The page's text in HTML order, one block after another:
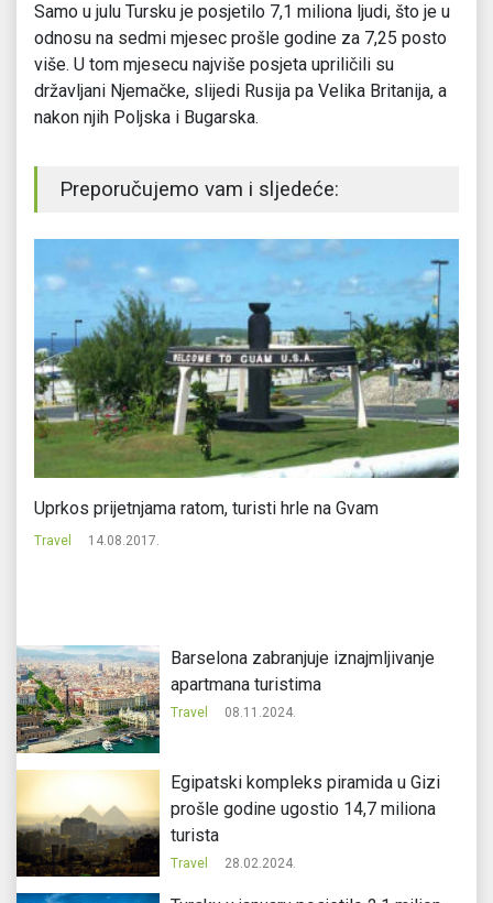
Samo u julu Tursku je posjetilo 7,1 miliona ljudi, što je u
odnosu na sedmi mjesec prošle godine za 7,25 posto
više. U tom mjesecu najviše posjeta upriličili su
državljani Njemačke, slijedi Rusija pa Velika Britanija, a
nakon njih Poljska i Bugarska.
Preporučujemo vam i sljedeće:
Uprkos prijetnjama ratom, turisti hrle na Gvam
Travel 14.08.2017.
Barselona zabranjuje iznajmljivanje
apartmana turistima
Travel 08.11.2024.
Egipatski kompleks piramida u Gizi
prošle godine ugostio 14,7 miliona
turista
Travel 28.02.2024.